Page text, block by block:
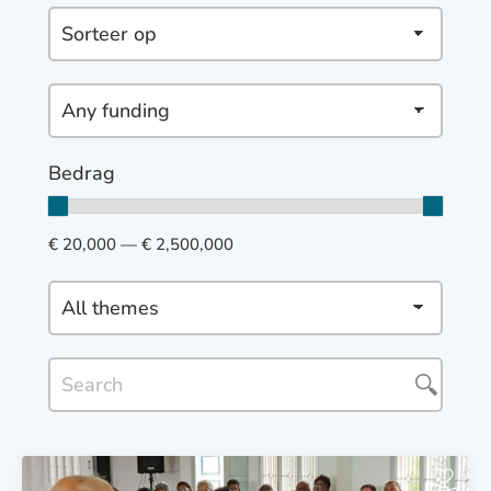
Bedrag
€ 20,000 — € 2,500,000